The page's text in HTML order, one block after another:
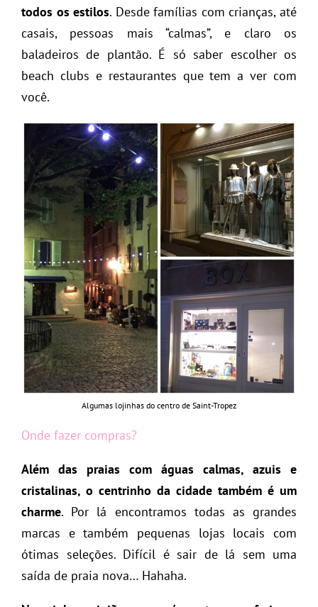
todos os estilos. Desde famílias com crianças, até
casais, pessoas mais “calmas”, e claro os
baladeiros de plantão. É só saber escolher os
beach clubs e restaurantes que tem a ver com
você.
Algumas lojinhas do centro de Saint-Tropez
Onde fazer compras?
Além das praias com águas calmas, azuis e
cristalinas, o centrinho da cidade também é um
charme. Por lá encontramos todas as grandes
marcas e também pequenas lojas locais com
ótimas seleções. Difícil é sair de lá sem uma
saída de praia nova… Hahaha.